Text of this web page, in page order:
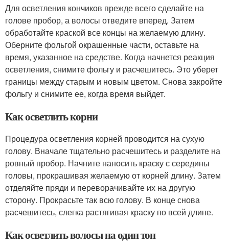
Для осветления кончиков прежде всего сделайте на
голове пробор, а волосы отведите вперед. Затем
обработайте краской все концы на желаемую длину.
Оберните фольгой окрашенные части, оставьте на
время, указанное на средстве. Когда начнется реакция
осветления, снимите фольгу и расчешитесь. Это уберет
границы между старым и новым цветом. Снова закройте
фольгу и снимите ее, когда время выйдет.
Как осветлить корни­
Процедура осветления корней проводится на сухую
голову. Вначале тщательно расчешитесь и разделите на
ровный пробор. Начните наносить краску с середины
головы, прокрашивая желаемую от корней длину. Затем
отделяйте пряди и переворачивайте их на другую
сторону. Прокрасьте так всю голову. В конце снова
расчешитесь, слегка растягивая краску по всей длине.
Как осветлить волосы на один тон